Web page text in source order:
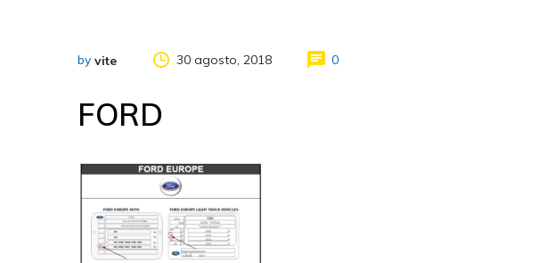
by vite 30 agosto, 2018 0
FORD